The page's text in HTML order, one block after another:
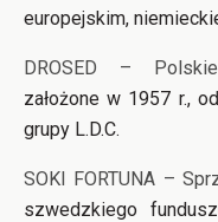
europejskim,
DROSED –
założone w 1957 r.,
grupy L.D.C.
SOKI FORTUNA –
szwedzkiego